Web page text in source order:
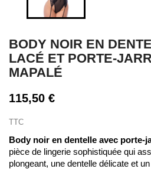
BODY NOIR EN
LACÉ ET PORTE-
MAPALÉ
115,50 €
TTC
Body noir en dentelle avec porte-
pièce de lingerie sophistiquée qui
plongeant, une dentelle délicate et